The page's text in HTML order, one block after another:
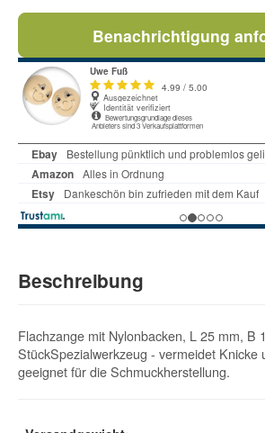
Benachrichtigung
Beschreibung
Flachzange mit Nylonbacken, L 25 mm, B
StückSpezialwerkzeug - vermeidet Knicke
geeignet für die Schmuckherstellung.